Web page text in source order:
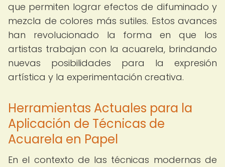
que permiten lograr efectos de difuminado y
mezcla de colores más sutiles. Estos avances
han revolucionado la forma en que los
artistas trabajan con la acuarela, brindando
nuevas posibilidades para la expresión
artística y la experimentación creativa.
Herramientas Actuales para la
Aplicación de Técnicas de
Acuarela en Papel
En el contexto de las técnicas modernas de